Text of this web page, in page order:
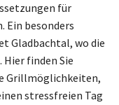
für
Ein besonders
Gladbachtal, wo die
finden Sie
Grillmöglichkeiten,
stressfreien Tag